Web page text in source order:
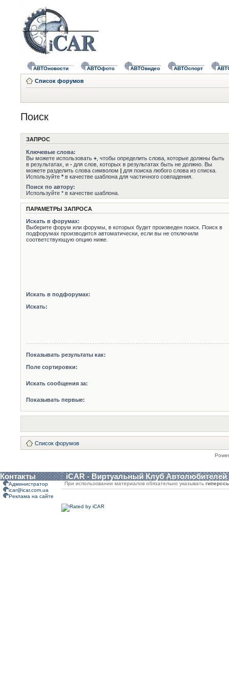
АВТОновости АВТОфото АВТОвидео АВТОспорт
Список форумов
Поиск
ЗАПРОС
Ключевые слова:
Вы можете использовать + , чтобы определить слова, которые должны быть
в результатах, и - для слов, которых в результатах быть не должно. Вы
можете разделить слова символом | для поиска любого слова из списка.
Используйте * в качестве шаблона для частичного совпадения.
Поиск по автору:
Используйте * в качестве шаблона.
ПАРАМЕТРЫ ЗАПРОСА
Искать в форумах:
Выберите форум или форумы, в которых будет произведен поиск. Поиск в
подфорумах производится автоматически, если вы не отключили
соответствующую опцию ниже.
Искать в подфорумах:
Искать:
Показывать результаты как:
Поле сортировки:
Искать сообщения за:
Показывать первые:
Список форумов
Контакты iCAR - Виртуальный Клуб Автолюбителей
Администратор
icar@icar.com.ua
Реклама на сайте
При использовании материалов обязательно указывать